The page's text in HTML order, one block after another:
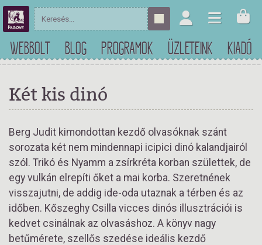
WEBBOLT BLOG PROGRAMOK ÜZLETEINK KIADÓ
Két kis dinó
Berg Judit kimondottan kezdő olvasóknak szánt
sorozata két nem mindennapi icipici dinó kalandjairól
szól. Trikó és Nyamm a zsírkréta korban születtek, de
egy vulkán elrepíti őket a mai korba. Szeretnének
visszajutni, de addig ide-oda utaznak a térben és az
időben. Kőszeghy Csilla vicces dinós illusztrációi is
kedvet csinálnak az olvasáshoz. A könyv nagy
betűmérete, szellős szedése ideális kezdő